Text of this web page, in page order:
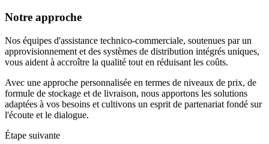
Notre approche
Nos équipes d'assistance technico-commerciale, soutenues par un
approvisionnement et des systèmes de distribution intégrés uniques,
vous aident à accroître la qualité tout en réduisant les coûts.
Avec une approche personnalisée en termes de niveaux de prix, de
formule de stockage et de livraison, nous apportons les solutions
adaptées à vos besoins et cultivons un esprit de partenariat fondé sur
l'écoute et le dialogue.
Étape suivante